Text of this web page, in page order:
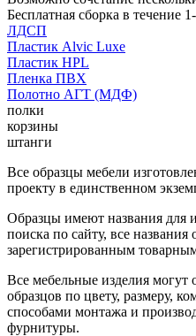
Бесплатная сборка в течение
ЛДСП
Пластик Alvic Luxe
Пластик HPL
Пленка ПВХ
Полотно АГТ (МДФ)
полки
корзины
штанги
Все образцы мебели
проекту в единственном
Образцы имеют названия для
поиска по сайту, все названия
зарегистрированным
Все мебельные изделия могут
образцов по цвету, размеру,
способами монтажа и
фурнитуры.